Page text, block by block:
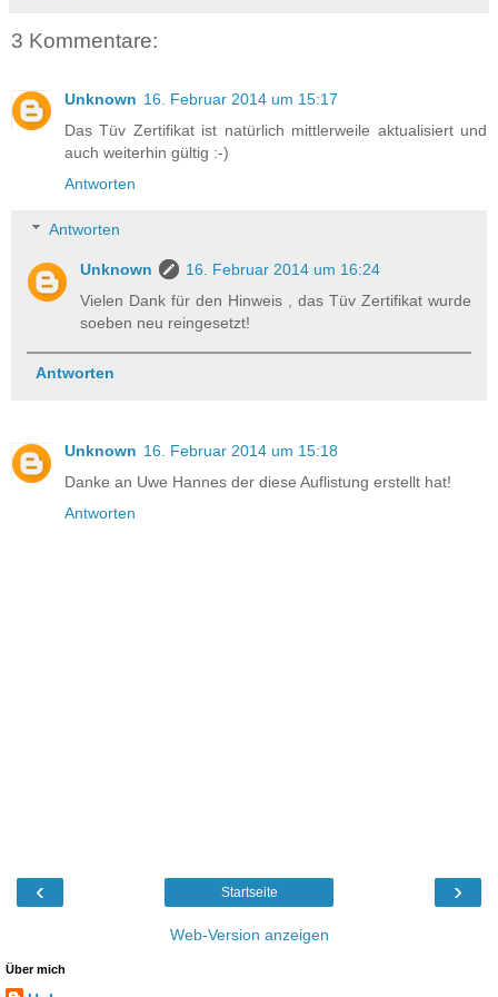
3 Kommentare:
Unknown 16. Februar 2014 um 15:17
Das Tüv Zertifikat ist natürlich mittlerweile aktualisiert und
auch weiterhin gültig :-)
Antworten
Antworten
Unknown
16. Februar 2014 um 16:24
Vielen Dank für den Hinweis , das Tüv Zertifikat wurde
soeben neu reingesetzt!
Antworten
Unknown 16. Februar 2014 um 15:18
Danke an Uwe Hannes der diese Auflistung erstellt hat!
Antworten
‹ ›
Startseite
Web-Version anzeigen
Über mich